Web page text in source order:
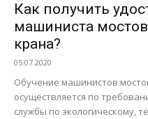
Как получить
машиниста
крана?
05.07.2020
Обучение машинистов
осуществляется по
службы по экологическому,